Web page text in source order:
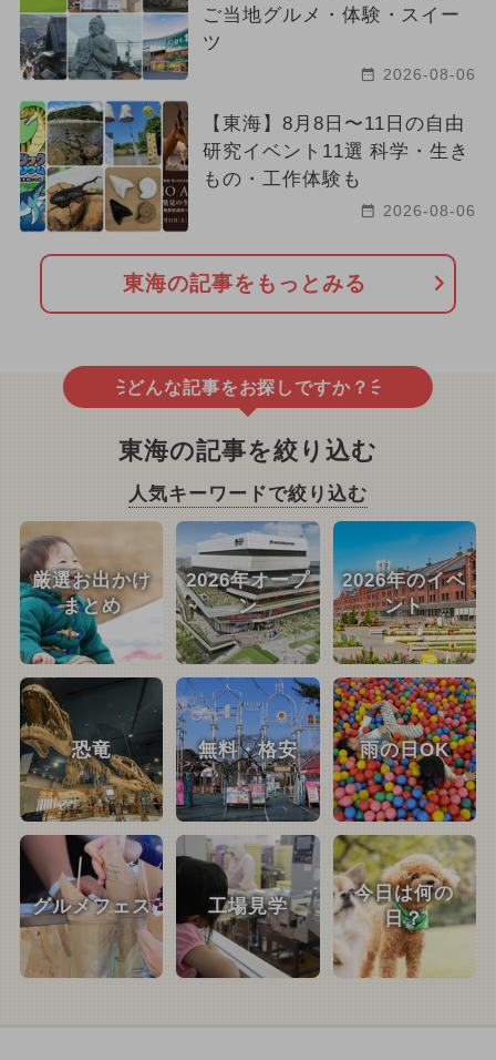
ご当地グルメ・体験・スイー
ツ
2026-08-06
【東海】8月8日〜11日の自由
研究イベント11選 科学・生き
もの・工作体験も
2026-08-06
東海の記事をもっとみる
どんな記事をお探しですか？
東海の記事を絞り込む
人気キーワードで絞り込む
厳選お出かけ
まとめ
2026年オープ
ン
2026年のイベ
ント
恐竜 無料・格安 雨の日OK
グルメフェス 工場見学
今日は何の
日？